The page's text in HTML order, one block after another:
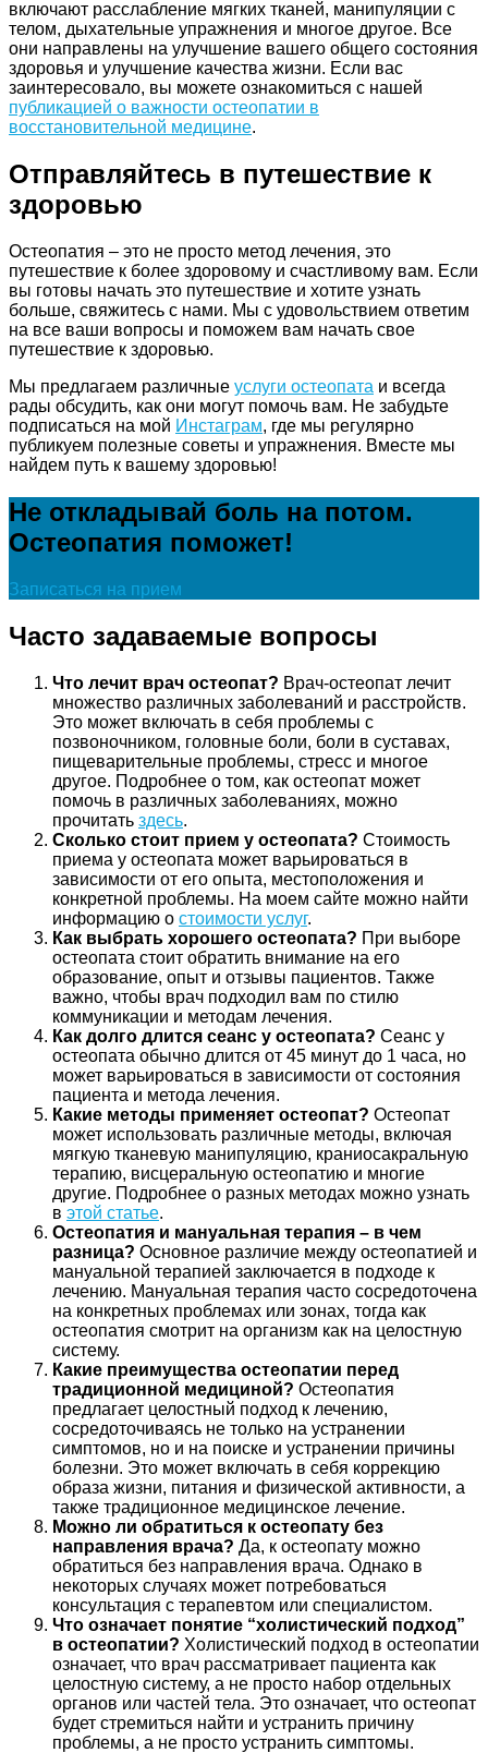
включают расслабление мягких тканей, манипуляции с
телом, дыхательные упражнения и многое другое. Все
они направлены на улучшение вашего общего состояния
здоровья и улучшение качества жизни. Если вас
заинтересовало, вы можете ознакомиться с нашей
публикацией о важности остеопатии в
восстановительной медицине.
Отправляйтесь в путешествие к
здоровью
Остеопатия – это не просто метод лечения, это
путешествие к более здоровому и счастливому вам. Если
вы готовы начать это путешествие и хотите узнать
больше, свяжитесь с нами. Мы с удовольствием ответим
на все ваши вопросы и поможем вам начать свое
путешествие к здоровью.
Мы предлагаем различные услуги остеопата и всегда
рады обсудить, как они могут помочь вам. Не забудьте
подписаться на мой Инстаграм, где мы регулярно
публикуем полезные советы и упражнения. Вместе мы
найдем путь к вашему здоровью!
Не откладывай боль на потом.
Остеопатия поможет!
Записаться на прием
Часто задаваемые вопросы
Что лечит врач остеопат? Врач-остеопат лечит
множество различных заболеваний и расстройств.
Это может включать в себя проблемы с
позвоночником, головные боли, боли в суставах,
пищеварительные проблемы, стресс и многое
другое. Подробнее о том, как остеопат может
помочь в различных заболеваниях, можно
прочитать здесь.
Сколько стоит прием у остеопата? Стоимость
приема у остеопата может варьироваться в
зависимости от его опыта, местоположения и
конкретной проблемы. На моем сайте можно найти
информацию о стоимости услуг.
Как выбрать хорошего остеопата? При выборе
остеопата стоит обратить внимание на его
образование, опыт и отзывы пациентов. Также
важно, чтобы врач подходил вам по стилю
коммуникации и методам лечения.
Как долго длится сеанс у остеопата? Сеанс у
остеопата обычно длится от 45 минут до 1 часа, но
может варьироваться в зависимости от состояния
пациента и метода лечения.
Какие методы применяет остеопат? Остеопат
может использовать различные методы, включая
мягкую тканевую манипуляцию, краниосакральную
терапию, висцеральную остеопатию и многие
другие. Подробнее о разных методах можно узнать
в этой статье.
Остеопатия и мануальная терапия – в чем
разница? Основное различие между остеопатией и
мануальной терапией заключается в подходе к
лечению. Мануальная терапия часто сосредоточена
на конкретных проблемах или зонах, тогда как
остеопатия смотрит на организм как на целостную
систему.
Какие преимущества остеопатии перед
традиционной медициной? Остеопатия
предлагает целостный подход к лечению,
сосредоточиваясь не только на устранении
симптомов, но и на поиске и устранении причины
болезни. Это может включать в себя коррекцию
образа жизни, питания и физической активности, а
также традиционное медицинское лечение.
Можно ли обратиться к остеопату без
направления врача? Да, к остеопату можно
обратиться без направления врача. Однако в
некоторых случаях может потребоваться
консультация с терапевтом или специалистом.
Что означает понятие “холистический подход”
в остеопатии? Холистический подход в остеопатии
означает, что врач рассматривает пациента как
целостную систему, а не просто набор отдельных
органов или частей тела. Это означает, что остеопат
будет стремиться найти и устранить причину
проблемы, а не просто устранить симптомы.